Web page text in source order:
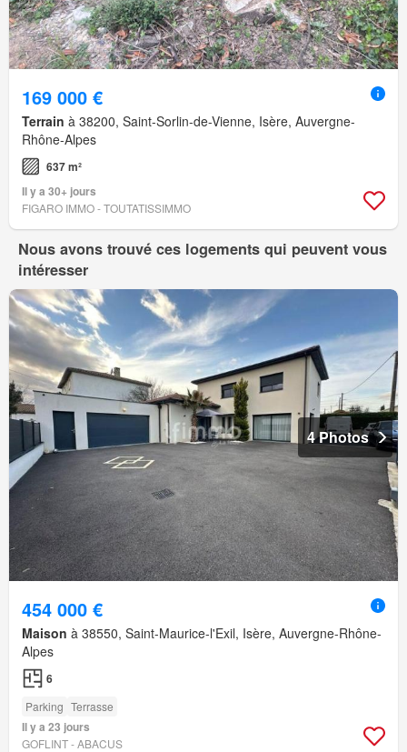
169 000 €
Terrain à 38200, Saint-Sorlin-de-Vienne, Isère, Auvergne-
Rhône-Alpes
637 m²
Il y a 30+ jours
FIGARO IMMO - TOUTATISSIMMO
Nous avons trouvé ces logements qui peuvent vous
intéresser
4 Photos
454 000 €
Maison à 38550, Saint-Maurice-l'Exil, Isère, Auvergne-Rhône-
Alpes
6
Parking Terrasse
Il y a 23 jours
GOFLINT - ABACUS